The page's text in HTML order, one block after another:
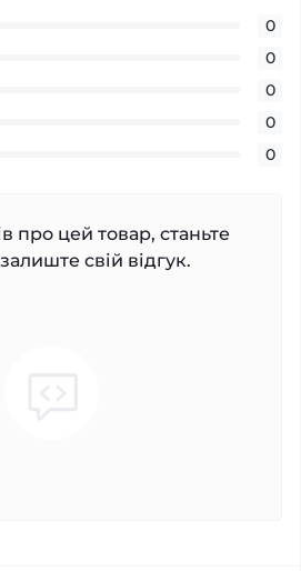
0
0
0
0
0
про цей товар, станьте
свій відгук.